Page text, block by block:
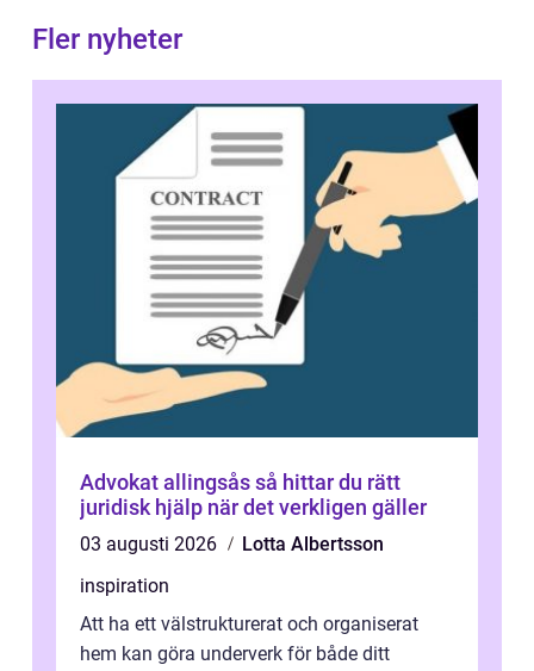
Fler nyheter
Advokat allingsås så hittar du rätt
juridisk hjälp när det verkligen gäller
03 augusti 2026
Lotta Albertsson
inspiration
Att ha ett välstrukturerat och organiserat
hem kan göra underverk för både ditt